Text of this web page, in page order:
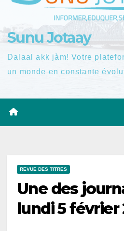
Sunu Jotaay
Dalaal akk jàm! Votre
un monde en constante
REVUE DES TITRES
Une des
lundi 5 février